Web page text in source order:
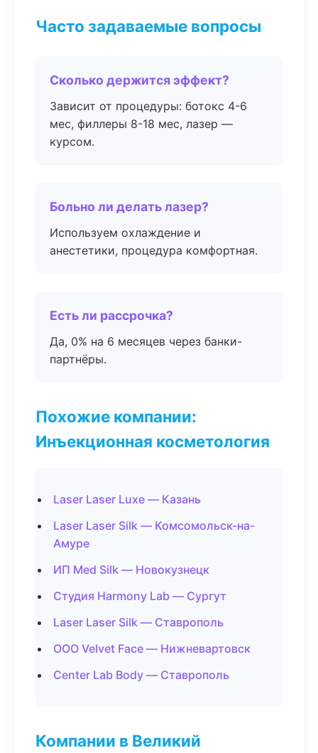
Часто задаваемые вопросы
Сколько держится эффект?
Зависит от процедуры: ботокс 4-6
мес, филлеры 8-18 мес, лазер —
курсом.
Больно ли делать лазер?
Используем охлаждение и
анестетики, процедура комфортная.
Есть ли рассрочка?
Да, 0% на 6 месяцев через банки-
партнёры.
Похожие компании:
Инъекционная косметология
Laser Laser Luxe — Казань
Laser Laser Silk — Комсомольск-на-
Амуре
ИП Med Silk — Новокузнецк
Студия Harmony Lab — Сургут
Laser Laser Silk — Ставрополь
ООО Velvet Face — Нижневартовск
Center Lab Body — Ставрополь
Компании в Великий